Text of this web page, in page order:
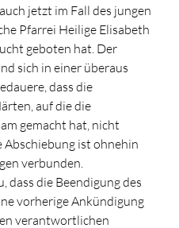
jetzt im Fall des jungen
Pfarrei Heilige Elisabeth
geboten hat. Der
sich in einer überaus
dass die
auf die die
gemacht hat, nicht
ist ohnehin
verbunden.
dass die Beendigung des
vorherige Ankündigung
verantwortlichen